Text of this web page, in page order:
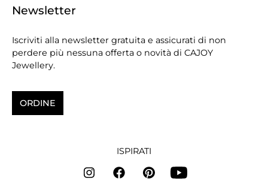
Newsletter
Iscriviti alla newsletter gratuita e assicurati di non
perdere più nessuna offerta o novità di CAJOY
Jewellery.
ORDINE
ISPIRATI